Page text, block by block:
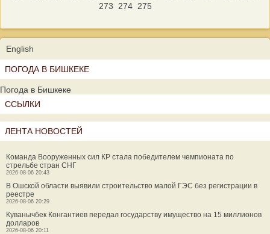
273
274 275
English
ПОГОДА В БИШКЕКЕ
Погода в Бишкеке
ССЫЛКИ
ЛЕНТА НОВОСТЕЙ
Команда Вооруженных сил КР стала победителем чемпионата по
стрельбе стран СНГ
2026-08-06 20:43
В Ошской области выявили строительство малой ГЭС без регистрации в
реестре
2026-08-06 20:29
Куванычбек Конгантиев передал государству имущество на 15 миллионов
долларов
2026-08-06 20:11